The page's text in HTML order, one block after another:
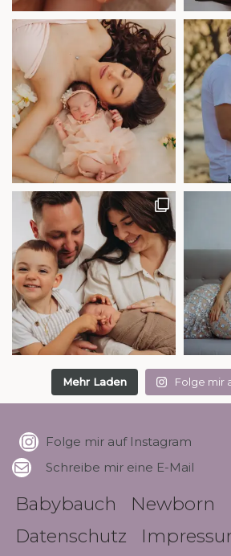
Mehr Laden Folge mir
Folge mir auf Instagram
Schreibe mir eine E-Mail
Babybauch Newborn
Datenschutz